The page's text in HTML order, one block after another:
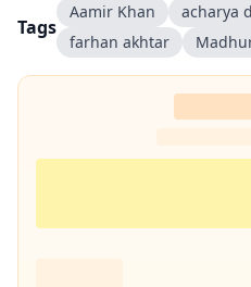
Tags
Aamir Khan
acharya
farhan akhtar